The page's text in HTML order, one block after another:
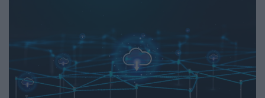
L'AGENDA
L'ANNUAIRE DES ACTEURS
LES LIVRES BLANCS